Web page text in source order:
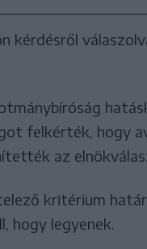
kérdésről
felkérték, hogy
az
kritérium
hogy legyenek.